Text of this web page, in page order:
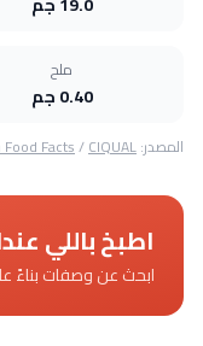
ملح
0.40 جم
المصدر: Facts/CIQUAL
اطبخ باللي
ابحث عن وصفات بناءً